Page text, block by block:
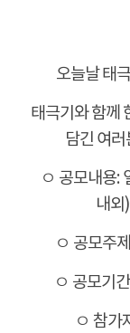
오늘날 태
태극기와 함께
담긴 여
ㅇ 공모내용:
내외
ㅇ 공모주제
ㅇ 공모기
ㅇ 참가